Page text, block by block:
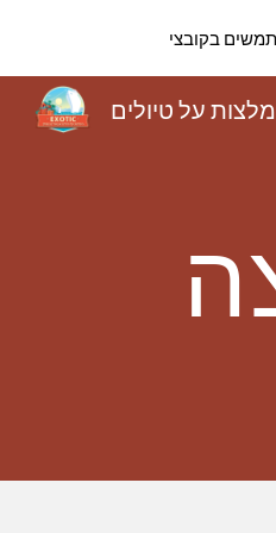
על טיולים